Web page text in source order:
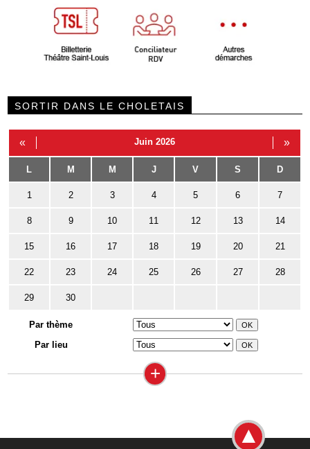
SORTIR DANS LE CHOLETAIS
« Juin 2026 »
L M M J V S D
1 2 3 4 5 6 7
8 9 10 11 12 13 14
15 16 17 18 19 20 21
22 23 24 25 26 27 28
29 30
Par thème
Par lieu
+